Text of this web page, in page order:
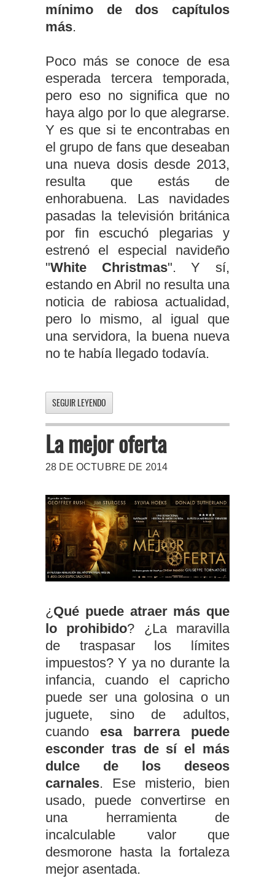
mínimo de dos capítulos
más.
Poco más se conoce de esa
esperada tercera temporada,
pero eso no significa que no
haya algo por lo que alegrarse.
Y es que si te encontrabas en
el grupo de fans que deseaban
una nueva dosis desde 2013,
resulta que estás de
enhorabuena. Las navidades
pasadas la televisión británica
por fin escuchó plegarias y
estrenó el especial navideño
"White Christmas". Y sí,
estando en Abril no resulta una
noticia de rabiosa actualidad,
pero lo mismo, al igual que
una servidora, la buena nueva
no te había llegado todavía.
SEGUIR LEYENDO
La mejor oferta
28 DE OCTUBRE DE 2014
¿Qué puede atraer más que
lo prohibido? ¿La maravilla
de traspasar los límites
impuestos? Y ya no durante la
infancia, cuando el capricho
puede ser una golosina o un
juguete, sino de adultos,
cuando esa barrera puede
esconder tras de sí el más
dulce de los deseos
carnales. Ese misterio, bien
usado, puede convertirse en
una herramienta de
incalculable valor que
desmorone hasta la fortaleza
mejor asentada.